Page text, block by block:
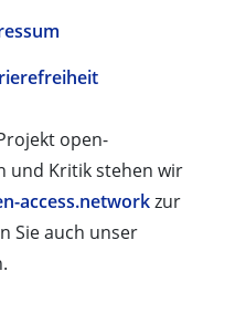
open-
und Kritik stehen wir
access.networkzur
Sie auch unser